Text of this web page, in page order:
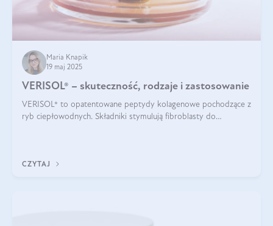
Maria Knapik
19 maj 2025
VERISOL® – skuteczność, rodzaje i zastosowanie
VERISOL® to opatentowane peptydy kolagenowe pochodzące z
ryb ciepłowodnych. Składniki stymulują fibroblasty do
CZYTAJ